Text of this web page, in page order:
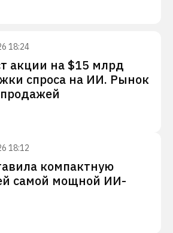
18:24
акции на $15 млрд
спроса на ИИ. Рынок
18:12
компактную
самой мощной ИИ-